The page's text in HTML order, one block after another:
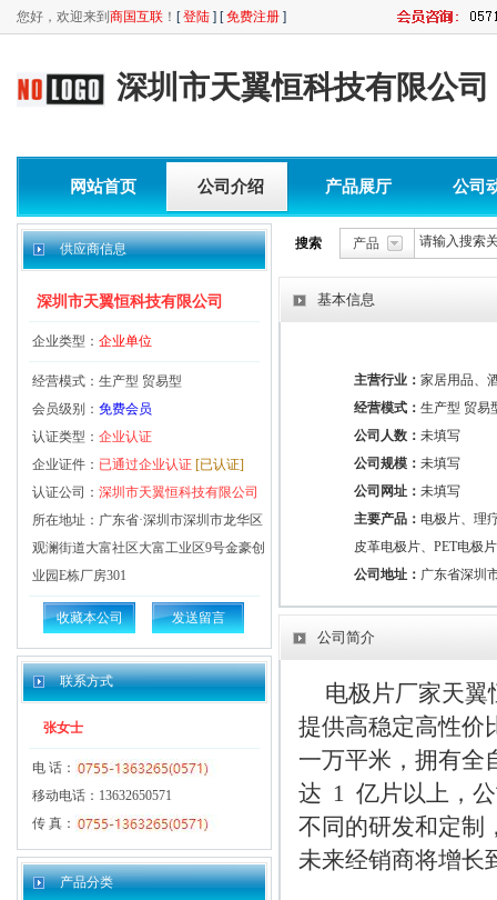
您好，欢迎来到 商国互联 ！ [登陆 ] [免费注册 ]
深圳市天翼恒科技有限公司
网站首页 公司介绍 产品展厅 公司
供应商信息
深圳市天翼恒科技有限公司
企业类型： 企业单位
经营模式：生产型 贸易型
会员级别： 免费会员
认证类型： 企业认证
企业证件： 已通过企业认证 [已认证]
认证公司： 深圳市天翼恒科技有限公司
所在地址：广东省·深圳市深圳市龙华区
观澜街道大富社区大富工业区9号金豪创
业园E栋厂房301
收藏本公司 发送留言
联系方式
张女士
电 话：
移动电话：13632650571
传 真：
产品分类
搜索 产品
基本信息
主营行业： 家居用品、
经营模式： 生产型 贸易
公司人数： 未填写
公司规模： 未填写
公司网址： 未填写
主要产品： 电极片、理
皮革电极片、PET电极
公司地址： 广东省深圳
公司简介
电极片厂家天翼
提供高稳定高性价
一万平米，拥有全
达  1  亿片以上，
不同的研发和定制